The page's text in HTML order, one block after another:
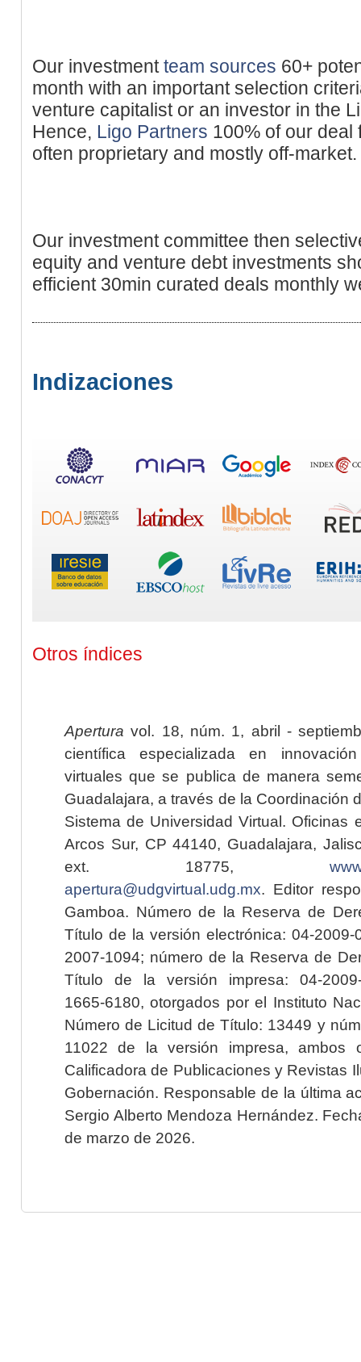
Our investmentteam sources 60+
month with an important selection
venture capitalist or an investor in the
Hence, Ligo Partners 100% of our deal
often proprietary and mostly off-market.
Our investment committee then
equity and venture debt investments
efficient 30min curated deals monthly
Indizaciones
Otros índices
Apertura vol. 18, núm. 1, abril -
científica especializada en
virtuales que se publica de manera
Guadalajara, a través de la Coordinación
Sistema de Universidad Virtual. Oficinas
Arcos Sur, CP 44140, Guadalajara,
ext. 18775,
apertura@udgvirtual.udg.mx. Editor
Gamboa. Número de la Reserva de
Título de la versión electrónica: 04-2009-
2007-1094; número de la Reserva de
Título de la versión impresa: 04-2009-
1665-6180, otorgados por el Instituto
Número de Licitud de Título: 13449 y
11022 de la versión impresa, ambos
Calificadora de Publicaciones y Revistas
Gobernación. Responsable de la última
Sergio Alberto Mendoza Hernández.
de marzo de 2026.